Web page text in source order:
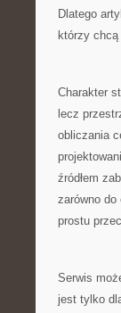
Dlatego
którzy
Charakter
lecz
obliczania
źródłem
zarówno
prostu
Serwis
jest tylko